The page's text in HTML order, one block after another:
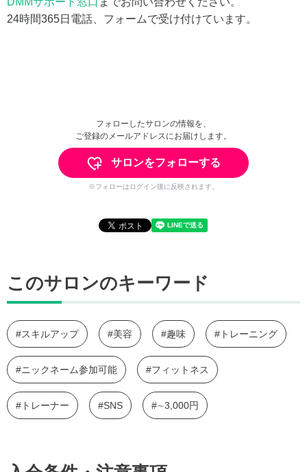
24時間365日電話、フォームで受け付けています。
フォローしたサロンの情報を、
ご登録のメールアドレスにお届けします。
サロンをフォローする
※フォローはログイン後に反映されます。
このサロンのキーワード
#スキルアップ #美容 #趣味 #トレーニング
#ニックネーム参加可能 #フィットネス
#トレーナー #SNS #∼3,000円